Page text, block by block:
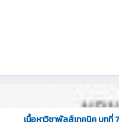
เนื้อหาวิชาพัลส์เทคนิค บท